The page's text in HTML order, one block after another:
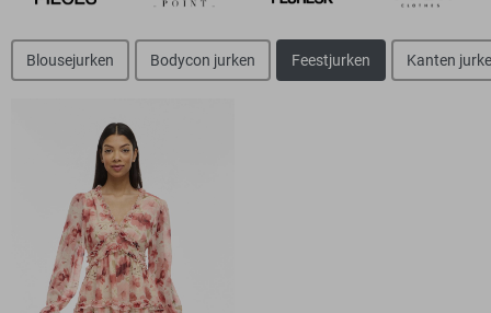
Blousejurken Bodycon jurken Feestjurken Kanten